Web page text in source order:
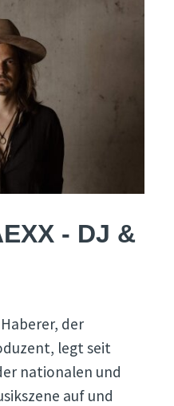
- DJ &
der
legt seit
nationalen und
auf und